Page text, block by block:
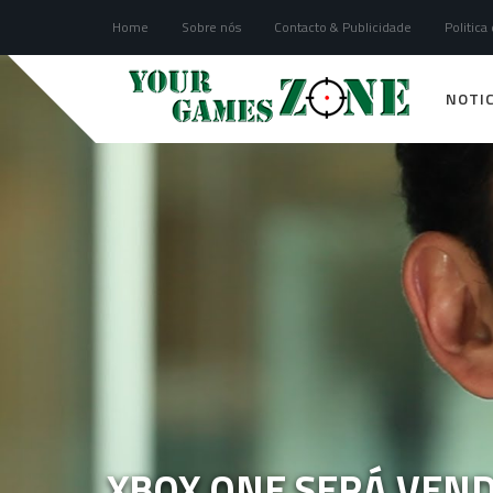
Home Sobre nós Contacto & Publicidade Politica